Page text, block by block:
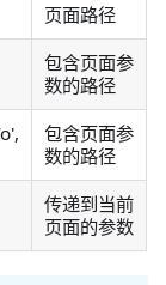
页面路径
包含页面参
数的路径
包含页面参
数的路径
传递到当前
页面的参数